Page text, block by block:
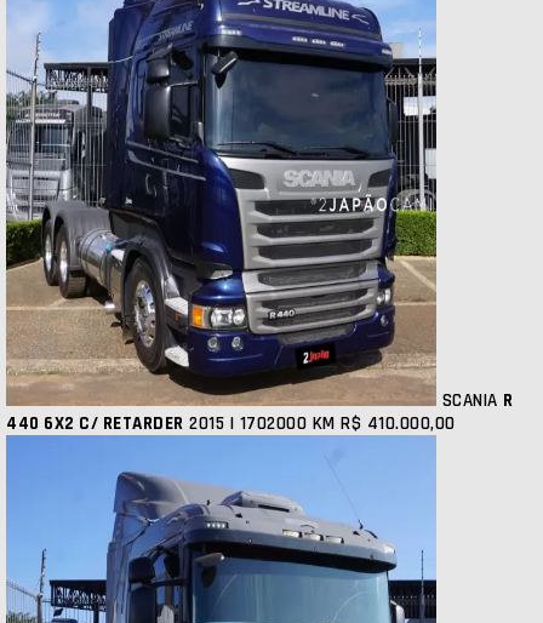
SCANIA R
440 6X2 C/ RETARDER 2015 | 1702000 KM R$ 410.000,00